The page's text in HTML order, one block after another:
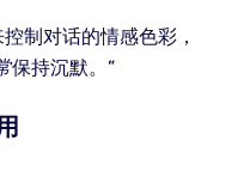
制对话的情感色彩，
保持沉默。”